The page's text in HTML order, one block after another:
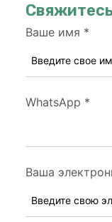
Ваше имя *
WhatsApp *
Ваша